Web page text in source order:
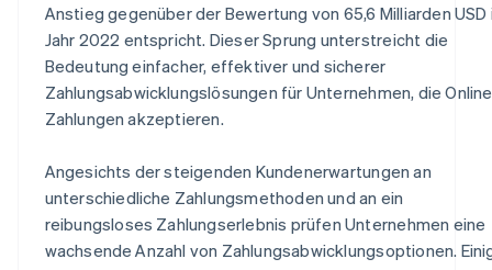
Anstieg gegenüber der Bewertung von 65,6 Milliarden USD
Jahr 2022 entspricht. Dieser Sprung unterstreicht die
Bedeutung einfacher, effektiver und sicherer
Zahlungsabwicklungslösungen für Unternehmen, die
Zahlungen akzeptieren.
Angesichts der steigenden Kundenerwartungen an
unterschiedliche Zahlungsmethoden und an ein
reibungsloses Zahlungserlebnis prüfen Unternehmen eine
wachsende Anzahl von Zahlungsabwicklungsoptionen.